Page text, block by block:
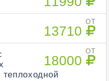
ОТ
13710
ОТ
18000